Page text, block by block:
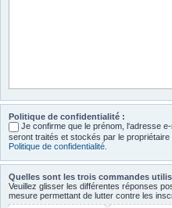
Politique de confidentialité :
Je confirme que le prénom, l‘adresse
seront traités et stockés par le
Politique de confidentialité
Quelles sont les trois commandes
Veuillez glisser les différentes réponses
mesure permettant de lutter contre les